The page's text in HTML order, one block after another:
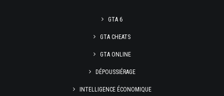
GTA 6
GTA CHEATS
GTA ONLINE
DÉPOUSSIÉRAGE
INTELLIGENCE ÉCONOMIQUE